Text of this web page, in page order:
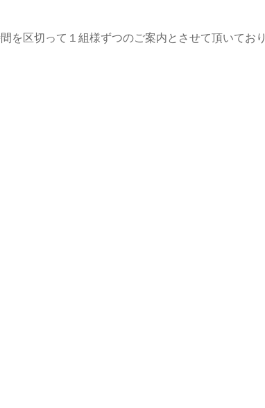
を区切って１組様ずつのご案内とさせて頂いており